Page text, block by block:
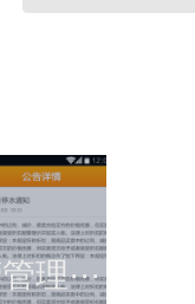
理···